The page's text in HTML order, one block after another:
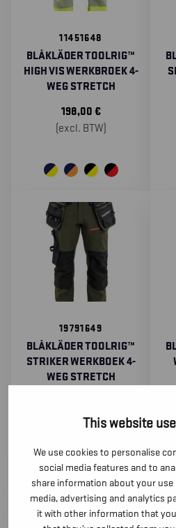
This website
We use cookies to personalise
social media features and to
share information about your
media, advertising and analytics
it with other information that
11451648
BLÅKLÄDER TOOLRIG™
HIGH VIS WERKBROEK 4-
WEG STRETCH
198,00 €
(excl. BTW)
19791649
BLÅKLÄDER TOOLRIG™
STRIKER WERKBOEK 4-
WEG STRETCH
(excl. BTW)